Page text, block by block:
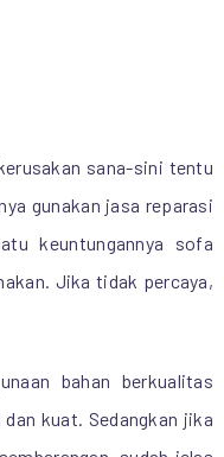
sana-sini tentu
gunakan jasa reparasi
keuntungannya sofa
Jika tidak percaya,
bahan berkualitas
kuat. Sedangkan jika